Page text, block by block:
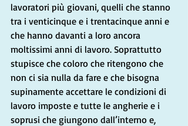
lavoratori più giovani, quelli che stanno
tra i venticinque e i trentacinque anni e
che hanno davanti a loro ancora
moltissimi anni di lavoro. Soprattutto
stupisce che coloro che ritengono che
non ci sia nulla da fare e che bisogna
supinamente accettare le condizioni di
lavoro imposte e tutte le angherie e i
soprusi che giungono dall’interno e,